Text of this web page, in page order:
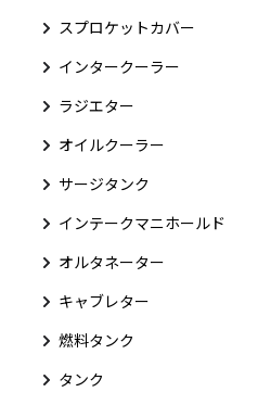
スプロケットカバー
インタークーラー
ラジエター
オイルクーラー
サージタンク
インテークマニホールド
オルタネーター
キャブレター
燃料タンク
タンク